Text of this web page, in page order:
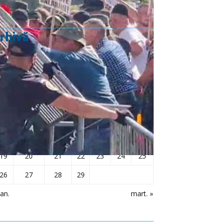
februarie 2024
Ma Mi V S D
mart. »
1 2 3
4
6 7 8 9 10
11
14 15 17
18
20 21 22 23 24
25
27 28 29